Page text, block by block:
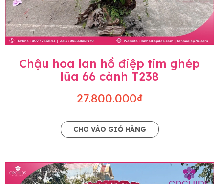
Chậu hoa lan hồ điệp tím ghép
lũa 66 cành T238
27.800.000₫
CHO VÀO GIỎ HÀNG